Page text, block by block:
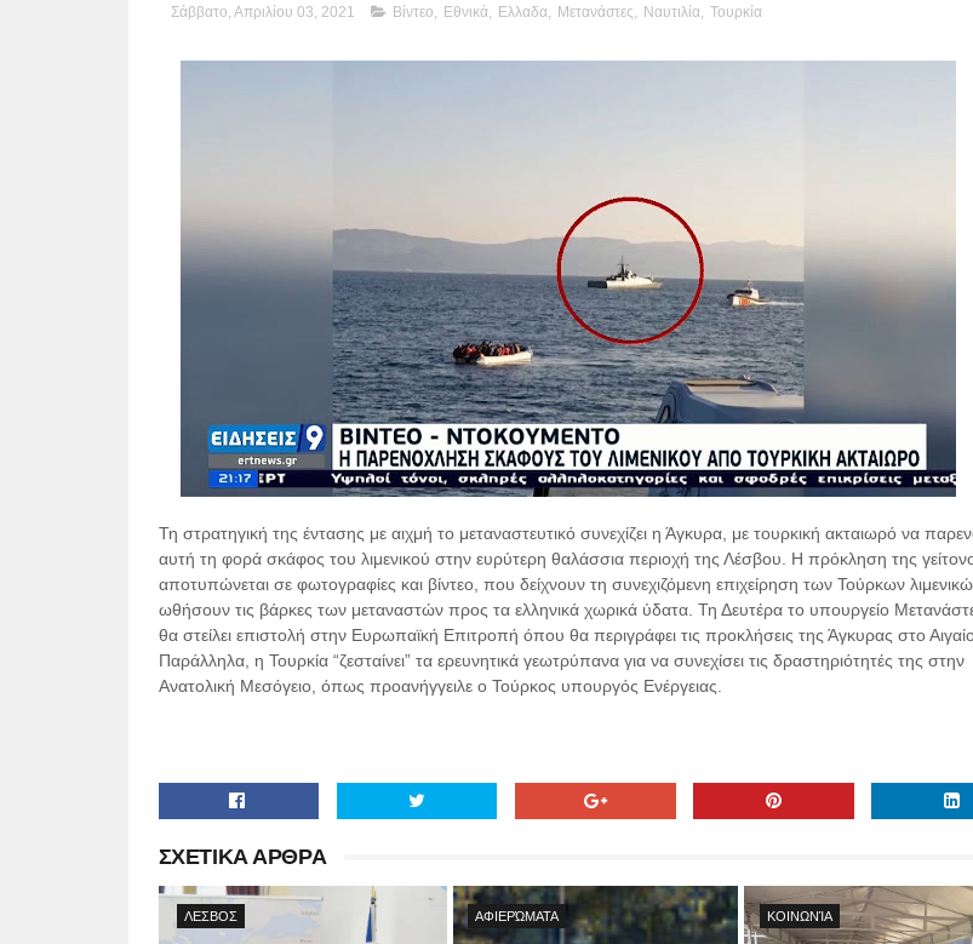
Σάββατο, Απριλίου 03, 2021 Βίντεο, Εθνικά, Ελλαδα, Μετανάστες, Ναυτιλία, Τουρκία
Τη στρατηγική της έντασης με αιχμή το μεταναστευτικό συνεχίζει η Άγκυρα, με τουρκική ακταιωρό να
αυτή τη φορά σκάφος του λιμενικού στην ευρύτερη θαλάσσια περιοχή της Λέσβου. Η πρόκληση της
αποτυπώνεται σε φωτογραφίες και βίντεο, που δείχνουν τη συνεχιζόμενη επιχείρηση των Τούρκων
ωθήσουν τις βάρκες των μεταναστών προς τα ελληνικά χωρικά ύδατα. Τη Δευτέρα το υπουργείο
θα στείλει επιστολή στην Ευρωπαϊκή Επιτροπή όπου θα περιγράφει τις προκλήσεις της Άγκυρας στο
Παράλληλα, η Τουρκία “ζεσταίνει” τα ερευνητικά γεωτρύπανα για να συνεχίσει τις δραστηριότητές της στην
Ανατολική Μεσόγειο, όπως προανήγγειλε ο Τούρκος υπουργός Ενέργειας.
ΣΧΕΤΙΚΑ ΑΡΘΡΑ
ΛΕΣΒΟΣ ΑΦΙΕΡΏΜΑΤΑ ΚΟΙΝΩΝΊΑ